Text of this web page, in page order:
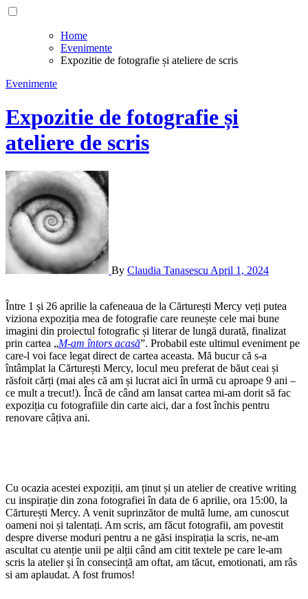
Home
Evenimente
Expozitie de fotografie și ateliere de scris
Evenimente
Expozitie de fotografie și
ateliere de scris
By Claudia Tanasescu April 1, 2024
Între 1 și 26 aprilie la cafeneaua de la Cărturești Mercy veți putea
viziona expoziția mea de fotografie care reunește cele mai bune
imagini din proiectul fotografic și literar de lungă durată, finalizat
prin cartea „M-am întors acasă”. Probabil este ultimul eveniment pe
care-l voi face legat direct de cartea aceasta. Mă bucur că s-a
întâmplat la Cărturești Mercy, locul meu preferat de băut ceai și
răsfoit cărți (mai ales că am și lucrat aici în urmă cu aproape 9 ani –
ce mult a trecut!). Încă de când am lansat cartea mi-am dorit să fac
expoziția cu fotografiile din carte aici, dar a fost închis pentru
renovare câțiva ani.
Cu ocazia acestei expoziții, am ținut și un atelier de creative writing
cu inspirație din zona fotografiei în data de 6 aprilie, ora 15:00, la
Cărturești Mercy. A venit suprinzător de multă lume, am cunoscut
oameni noi și talentați. Am scris, am făcut fotografii, am povestit
despre diverse moduri pentru a ne găsi inspirația la scris, ne-am
ascultat cu atenție unii pe alții când am citit textele pe care le-am
scris la atelier și în consecință am oftat, am tăcut, emotionati, am râs
si am aplaudat. A fost frumos!